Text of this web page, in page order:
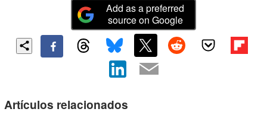
Add as a preferred
source on Google
Artículos relacionados